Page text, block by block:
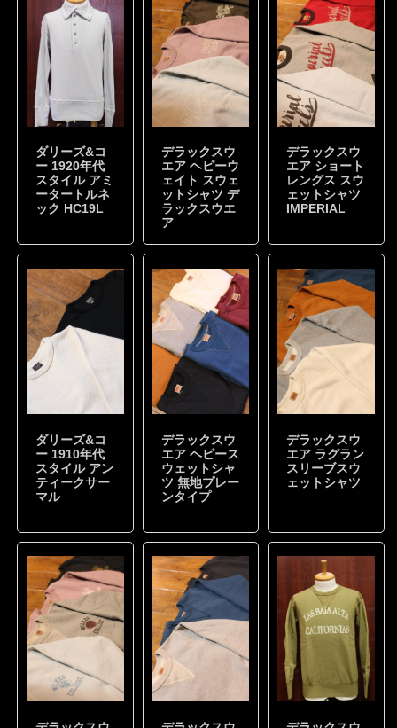
ダリーズ&コ
ー 1920年代
スタイル アミ
ータートルネ
ック HC19L
デラックスウ
エア ヘビーウ
ェイト スウェ
ットシャツ デ
ラックスウエ
ア
デラックスウ
エア ショート
レングス スウ
ェットシャツ
IMPERIAL
ダリーズ&コ
ー 1910年代
スタイル アン
ティークサー
マル
デラックスウ
エア ヘビース
ウェットシャ
ツ 無地プレー
ンタイプ
デラックスウ
エア ラグラン
スリーブスウ
ェットシャツ